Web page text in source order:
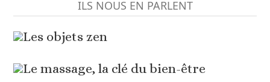
ILS NOUS EN PARLENT
Les objets zen
Le massage, la clé du bien-être